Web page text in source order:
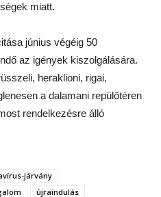
miatt.
június végéig 50
az igények kiszolgálására.
heraklioni, rigai,
a dalamani repülőtéren
rendelkezésre álló
járvány
újraindulás